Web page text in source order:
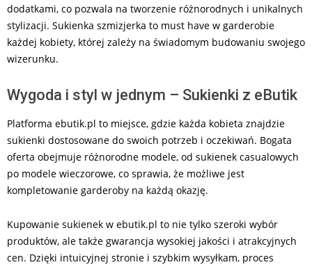
dodatkami, co pozwala na tworzenie różnorodnych i unikalnych
stylizacji. Sukienka szmizjerka to must have w garderobie
każdej kobiety, której zależy na świadomym budowaniu swojego
wizerunku.
Wygoda i styl w jednym – Sukienki z eButik
Platforma ebutik.pl to miejsce, gdzie każda kobieta znajdzie
sukienki dostosowane do swoich potrzeb i oczekiwań. Bogata
oferta obejmuje różnorodne modele, od sukienek casualowych
po modele wieczorowe, co sprawia, że możliwe jest
kompletowanie garderoby na każdą okazję.
Kupowanie sukienek w ebutik.pl to nie tylko szeroki wybór
produktów, ale także gwarancja wysokiej jakości i atrakcyjnych
cen. Dzięki intuicyjnej stronie i szybkim wysyłkam, proces